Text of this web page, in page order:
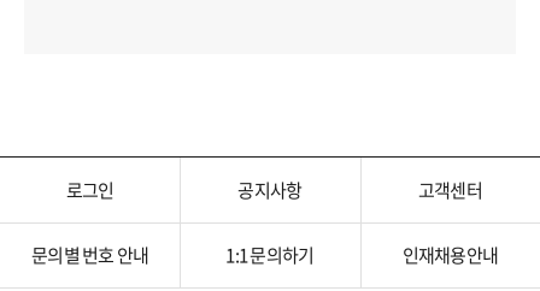
로그인 공지사항 고객센터
문의별 번호 안내 1:1 문의하기 인재채용안내